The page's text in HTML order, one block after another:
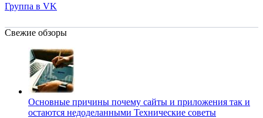
Группа в VK
Свежие обзоры
Основные причины почему сайты и приложения так и
остаются недоделанными Технические советы